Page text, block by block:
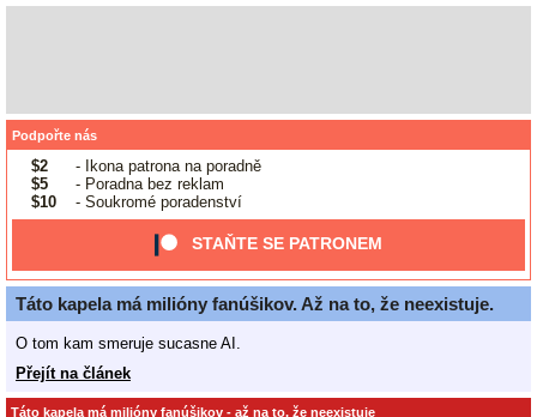
Podpořte nás
$2
- Ikona patrona na poradně
$5
- Poradna bez reklam
$10
- Soukromé poradenství
STAŇTE SE PATRONEM
Táto kapela má milióny fanúšikov. Až na to, že neexistuje.
O tom kam smeruje sucasne AI.
Přejít na článek
Táto kapela má milióny fanúšikov - až na to, že neexistuje